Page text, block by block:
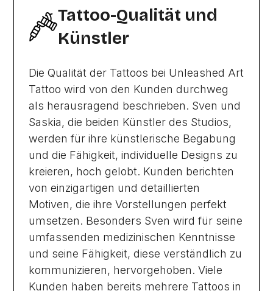
Tattoo-Qualität und
Künstler
Die Qualität der Tattoos bei Unleashed Art
Tattoo wird von den Kunden durchweg
als herausragend beschrieben. Sven und
Saskia, die beiden Künstler des Studios,
werden für ihre künstlerische Begabung
und die Fähigkeit, individuelle Designs zu
kreieren, hoch gelobt. Kunden berichten
von einzigartigen und detaillierten
Motiven, die ihre Vorstellungen perfekt
umsetzen. Besonders Sven wird für seine
umfassenden medizinischen Kenntnisse
und seine Fähigkeit, diese verständlich zu
kommunizieren, hervorgehoben. Viele
Kunden haben bereits mehrere Tattoos in